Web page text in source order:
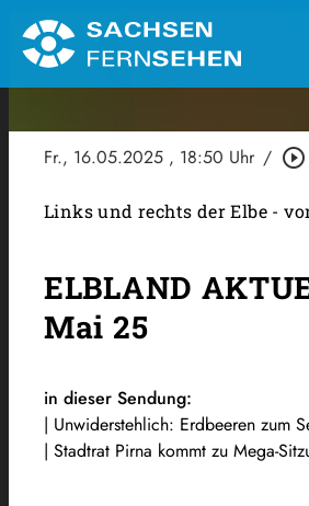
Fr., 16.05.2025 , 18:50 Uhr / play_circle_outline
Links und rechts der Elbe -
ELBLAND
Mai 25
in dieser Sendung:
| Unwiderstehlich: Erdbeeren zum
| Stadtrat Pirna kommt zu Mega-